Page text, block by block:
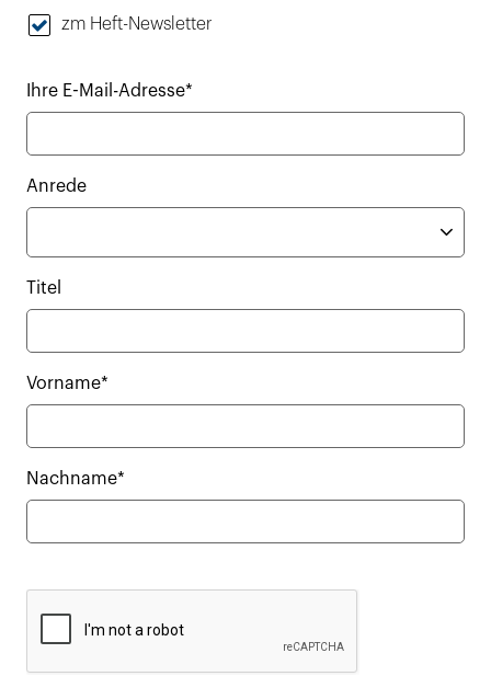
zm Heft-Newsletter
Ihre E-Mail-Adresse*
Anrede
Titel
Vorname*
Nachname*